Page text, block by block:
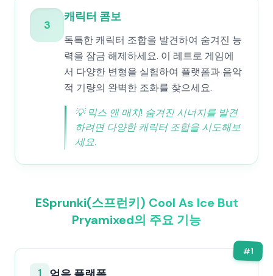
3
캐릭터 콤보
독특한 캐릭터 조합을 발견하여 숨겨진 능
력을 잠금 해제하세요. 이 레트로 게임에
서 다양한 변형을 실험하여 플랫폼과 음악
적 기량의 완벽한 조화를 찾으세요.
💡 믹스 앤 매치! 숨겨진 시너지를 발견
하려면 다양한 캐릭터 조합을 시도해보
세요.
ESprunki(스프런키) Cool As Ice But
Pryamixed의 주요 기능
#1
1